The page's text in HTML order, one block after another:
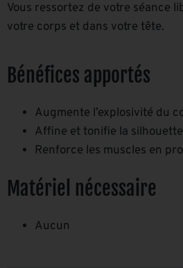
Vous ressortez de votre séance
votre corps et dans votre tête.
Bénéfices apportés
Augmente l’explosivité du
Affine et tonifie la
Renforce les muscles en
Matériel nécessaire
Aucun